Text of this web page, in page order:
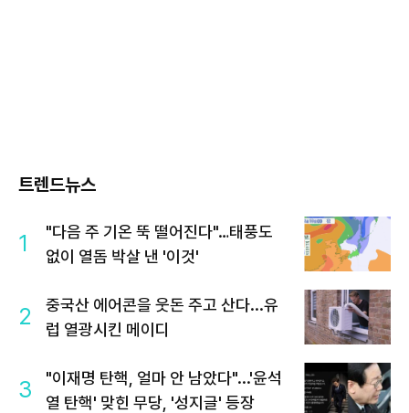
트렌드뉴스
1
"다음 주 기온 뚝 떨어진다"…태풍도
없이 열돔 박살 낸 '이것'
2
중국산 에어콘을 웃돈 주고 산다...유
럽 열광시킨 메이디
3
"이재명 탄핵, 얼마 안 남았다"...'윤석
열 탄핵' 맞힌 무당, '성지글' 등장